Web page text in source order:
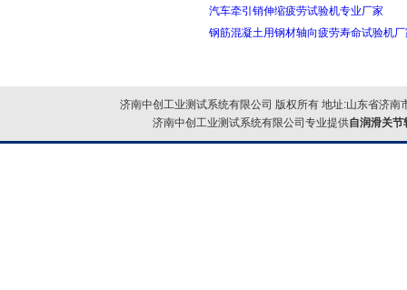
汽车牵引销伸缩疲劳试验机专业厂家
钢筋混凝土用钢材轴向疲劳寿命试验机
济南中创工业测试系统有限公司 版权所有 地址:山东省济
济南中创工业测试系统有限公司专业提供自润滑关